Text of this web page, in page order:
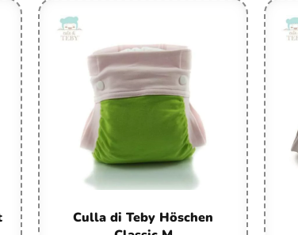
Culla di Teby Höschen